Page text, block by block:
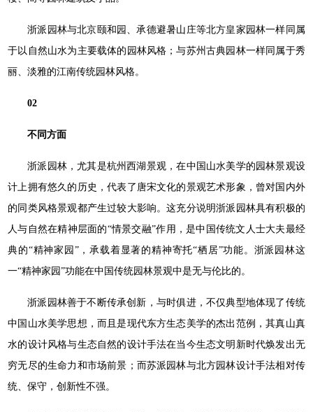
浙派园林与北京颐和园、承德避暑山庄等北方皇家园林一样同属
于以自然山水为主要载体的园林风格；与苏州古典园林一样同属于秀
丽、淡雅的江南传统园林风格。
02
不同方面
浙派园林，尤其是杭州西湖景观，在中国山水美学的园林景观设
计上拥有悠久的历史，代表了唐宋文化的景观艺术形象，曾对国内外
的同类风格景观都产生过较大影响。这充分说明浙派园林具有积极的
人与自然在精神层面的“情景交融”作用，是中国传统文人士大夫最经
典的“精神家园”，承载着显著的精神寄托“栖居”功能。浙派园林这
一“精神家园”功能在中国传统园林景观中是无与伦比的。
浙派园林善于不断传承创新，与时俱进，不仅典型地体现了传统
中国山水美学思想，而且是现代东方生态美学的杰出范例，其真山真
水的设计风格与生态自然的设计手法在当今生态文明新时代焕发出无
穷无尽的生命力和市场前景；而苏派园林与北方园林设计手法相对传
统、保守，创新性不强。